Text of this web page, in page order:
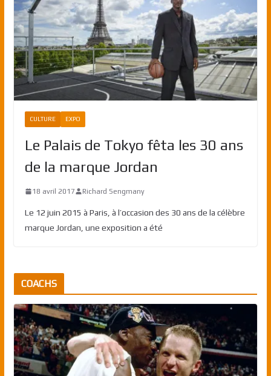
CULTURE EXPO
Le Palais de Tokyo fêta les 30 ans
de la marque Jordan
18 avril 2017 Richard Sengmany
Le 12 juin 2015 à Paris, à l’occasion des 30 ans de la célèbre
marque Jordan, une exposition a été
COACHS